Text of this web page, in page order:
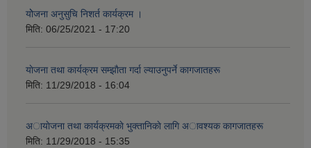
योेजना अनुसुचि निशर्त कार्यक्रम ।
मिति: 06/25/2021 - 17:20
याेजना तथा कार्यक्रम सम्झाैता गर्दा ल्याउनुपर्ने कागजातहरू
मिति: 11/29/2018 - 16:04
अायाेजना तथा कार्यक्रमकाे भुक्तानिकाे लागि अावश्यक कागजातहरू
मिति: 11/29/2018 - 15:35